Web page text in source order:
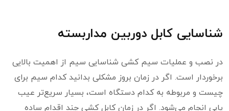
شناسایی کابل دوربین مداربسته
در نصب و عملیات سیم کشی شناسایی سیم از اهمیت بالایی
برخوردار است. اگر در زمان بروز مشکلی بدانید کدام سیم برای
چیست و مربوطه به کدام دستگاه است، بسیار سریع‌تر عیب
یابی انجام می‌شود. اگر در زمان کابل کشی چند اقدام ساده